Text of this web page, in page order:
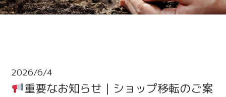
2026/6/4
重要なお知らせ｜ショップ移転のご案